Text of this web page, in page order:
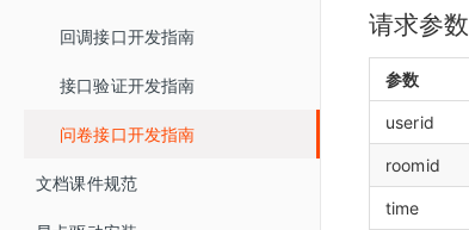
助教端设置
直播记录
直播回放
直播文档
直播统计
高级设置
敏感词设置
直播审核
自定义未登录页
自定义表情
提现账户设置
回调接口开发指南
接口验证开发指南
问卷接口开发指南
文档课件规范
请求参数
参数
userid
roomid
time